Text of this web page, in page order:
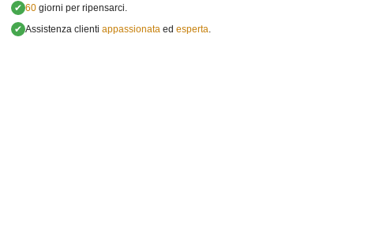
✔ 60giorni per ripensarci.
✔ Assistenza clienti appassionataed esperta.